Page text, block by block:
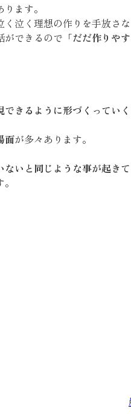
ります。
泣く理想の作りを手放さ
ができるので 「だだ作りや
きるように形づくっていく
面が多々あります。
いと同じような事が起き